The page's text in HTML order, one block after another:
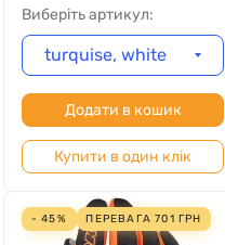
Виберіть артикул:
turquise, white
Додати в кошик
Купити в один клік
- 45% ПЕРЕВАГА701 ГРН